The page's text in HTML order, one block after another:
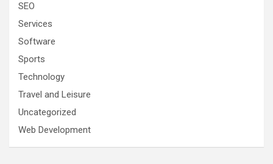
SEO
Services
Software
Sports
Technology
Travel and Leisure
Uncategorized
Web Development